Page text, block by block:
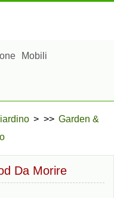
Mobili
> >> Garden &
Da Morire